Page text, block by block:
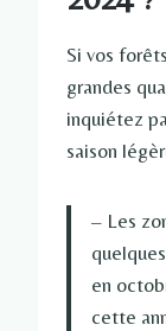
Si vos
grandes
inquiétez
saison
– Les
en
cette